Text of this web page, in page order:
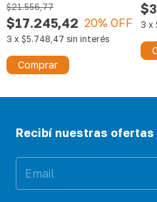
$17.245,42
$21.556,77
20% OFF
3 x$5.748,47 sin interés
Comprar
3 x
Recibí nuestras ofertas